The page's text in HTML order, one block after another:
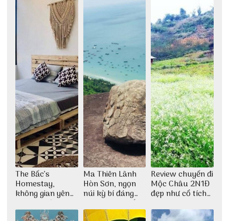
The Bấc’s
Homestay,
không gian yên
bình tại Hòn Sơn
Ma Thiên Lãnh
Hòn Sơn, ngọn
núi kỳ bí đáng
khám phá nhất
Review chuyến đi
Mộc Châu 2N1Đ
đẹp như cổ tích
Thu Hà